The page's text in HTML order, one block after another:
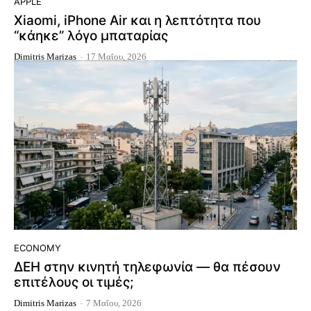
Xiaomi, iPhone Air και η λεπτότητα που
“κάηκε” λόγο μπαταρίας
Dimitris Marizas - 17 Μαΐου, 2026
ECONOMY
ΔΕΗ στην κινητή τηλεφωνία — θα πέσουν
επιτέλους οι τιμές;
Dimitris Marizas - 7 Μαΐου, 2026